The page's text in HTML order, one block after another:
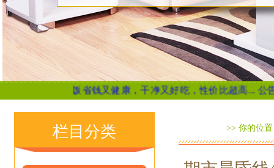
饭省钱又健康，干净又好吃，性价比超高... 公告速递：博时
栏目分类 >> 你的位